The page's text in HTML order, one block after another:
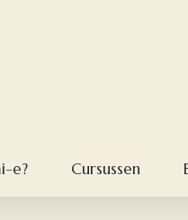
e? Cursussen